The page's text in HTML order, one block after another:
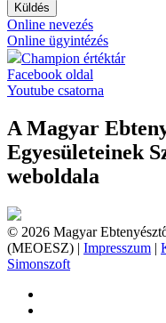
Küldés
Online nevezés
Online ügyintézés
Champion értéktár
Facebook oldal
Youtube csatorna
A Magyar
Egyesületeinek
weboldala
© 2026 Magyar
(MEOESZ) | Impresszum |
Simonszoft